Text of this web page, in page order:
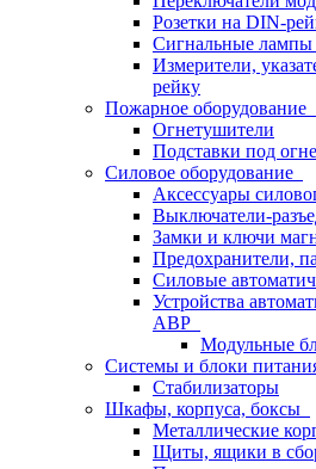
Розетки на DIN-
Сигнальные лампы
Измерители,
рейку
Пожарное оборудование
Огнетушители
Подставки под
Силовое оборудование
Аксессуары
Выключатели-
Замки и ключи
Предохранители,
Силовые
Устройства
АВР
Модульные
Системы и блоки
Стабилизаторы
Шкафы, корпуса, боксы
Металлические
Щиты, ящики в